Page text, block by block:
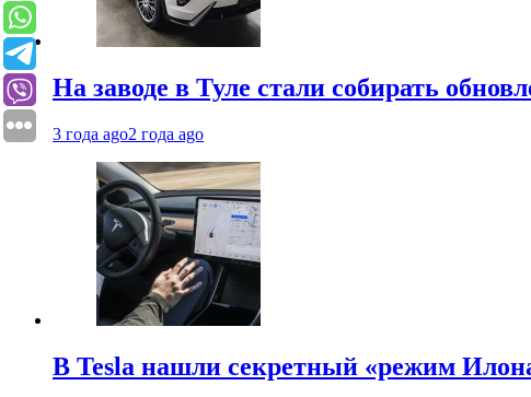
На заводе в Туле стали собирать
3 года ago2 года ago
В Tesla нашли секретный «режим